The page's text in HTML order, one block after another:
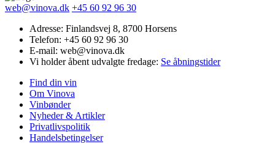
web@vinova.dk +45 60 92 96 30
Adresse: Finlandsvej 8, 8700 Horsens
Telefon: +45 60 92 96 30
E-mail: web@vinova.dk
Vi holder åbent udvalgte fredage: Se åbningstider
Find din vin
Om Vinova
Vinbønder
Nyheder & Artikler
Privatlivspolitik
Handelsbetingelser